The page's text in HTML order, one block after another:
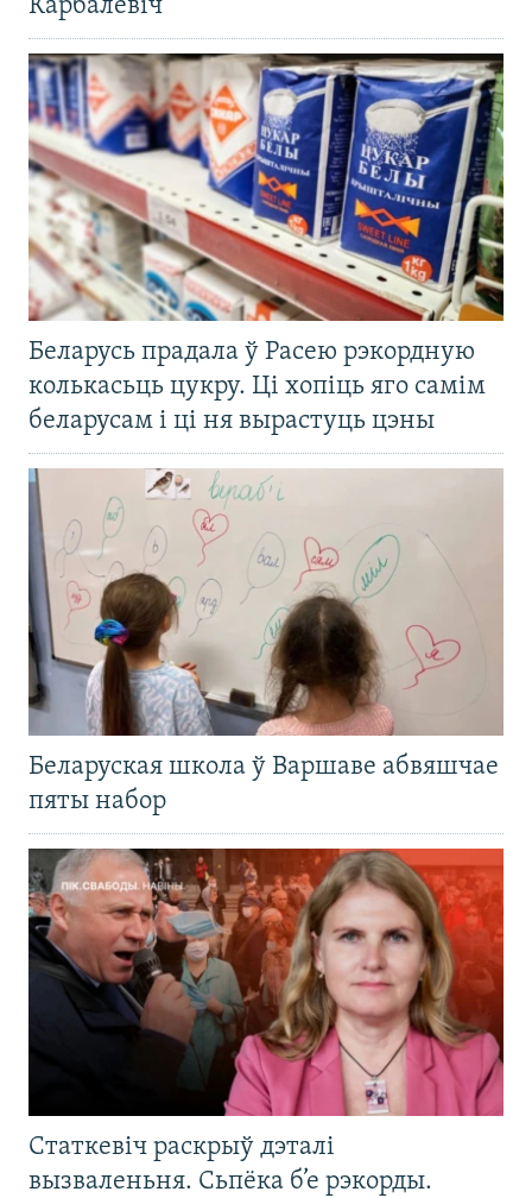
Карбалевіч
Беларусь прадала ў Расею рэкордную
колькасьць цукру. Ці хопіць яго самім
беларусам і ці ня вырастуць цэны
Беларуская школа ў Варшаве абвяшчае
пяты набор
Статкевіч раскрыў дэталі
вызваленьня. Сьпёка б’е рэкорды.